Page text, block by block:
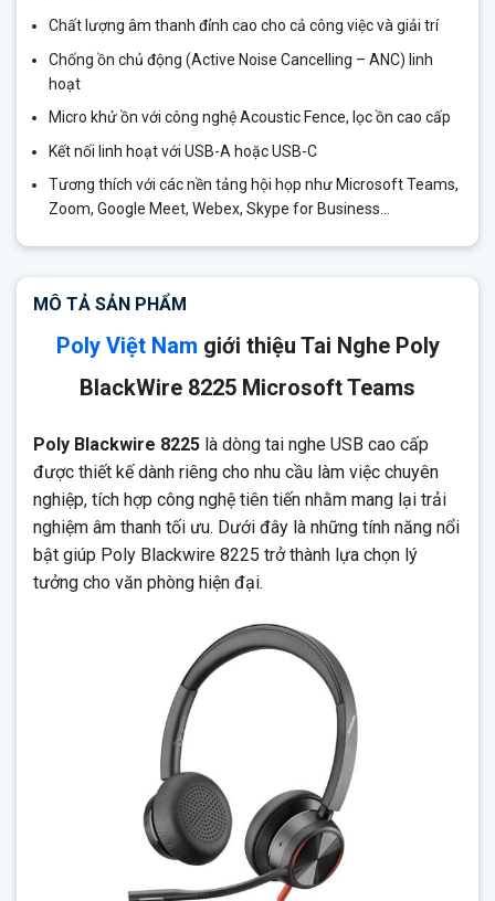
Chất lượng âm thanh đỉnh cao cho cả công việc và giải trí
Chống ồn chủ động (Active Noise Cancelling – ANC) linh
hoạt
Micro khử ồn với công nghệ Acoustic Fence, lọc ồn cao cấp
Kết nối linh hoạt với USB-A hoặc USB-C
Tương thích với các nền tảng hội họp như Microsoft Teams,
Zoom, Google Meet, Webex, Skype for Business…
MÔ TẢ SẢN PHẨM
Poly Việt Nam giới thiệu Tai Nghe Poly
BlackWire 8225 Microsoft Teams
Poly Blackwire 8225 là dòng tai nghe USB cao cấp
được thiết kế dành riêng cho nhu cầu làm việc chuyên
nghiệp, tích hợp công nghệ tiên tiến nhằm mang lại trải
nghiệm âm thanh tối ưu. Dưới đây là những tính năng nổi
bật giúp Poly Blackwire 8225 trở thành lựa chọn lý
tưởng cho văn phòng hiện đại.